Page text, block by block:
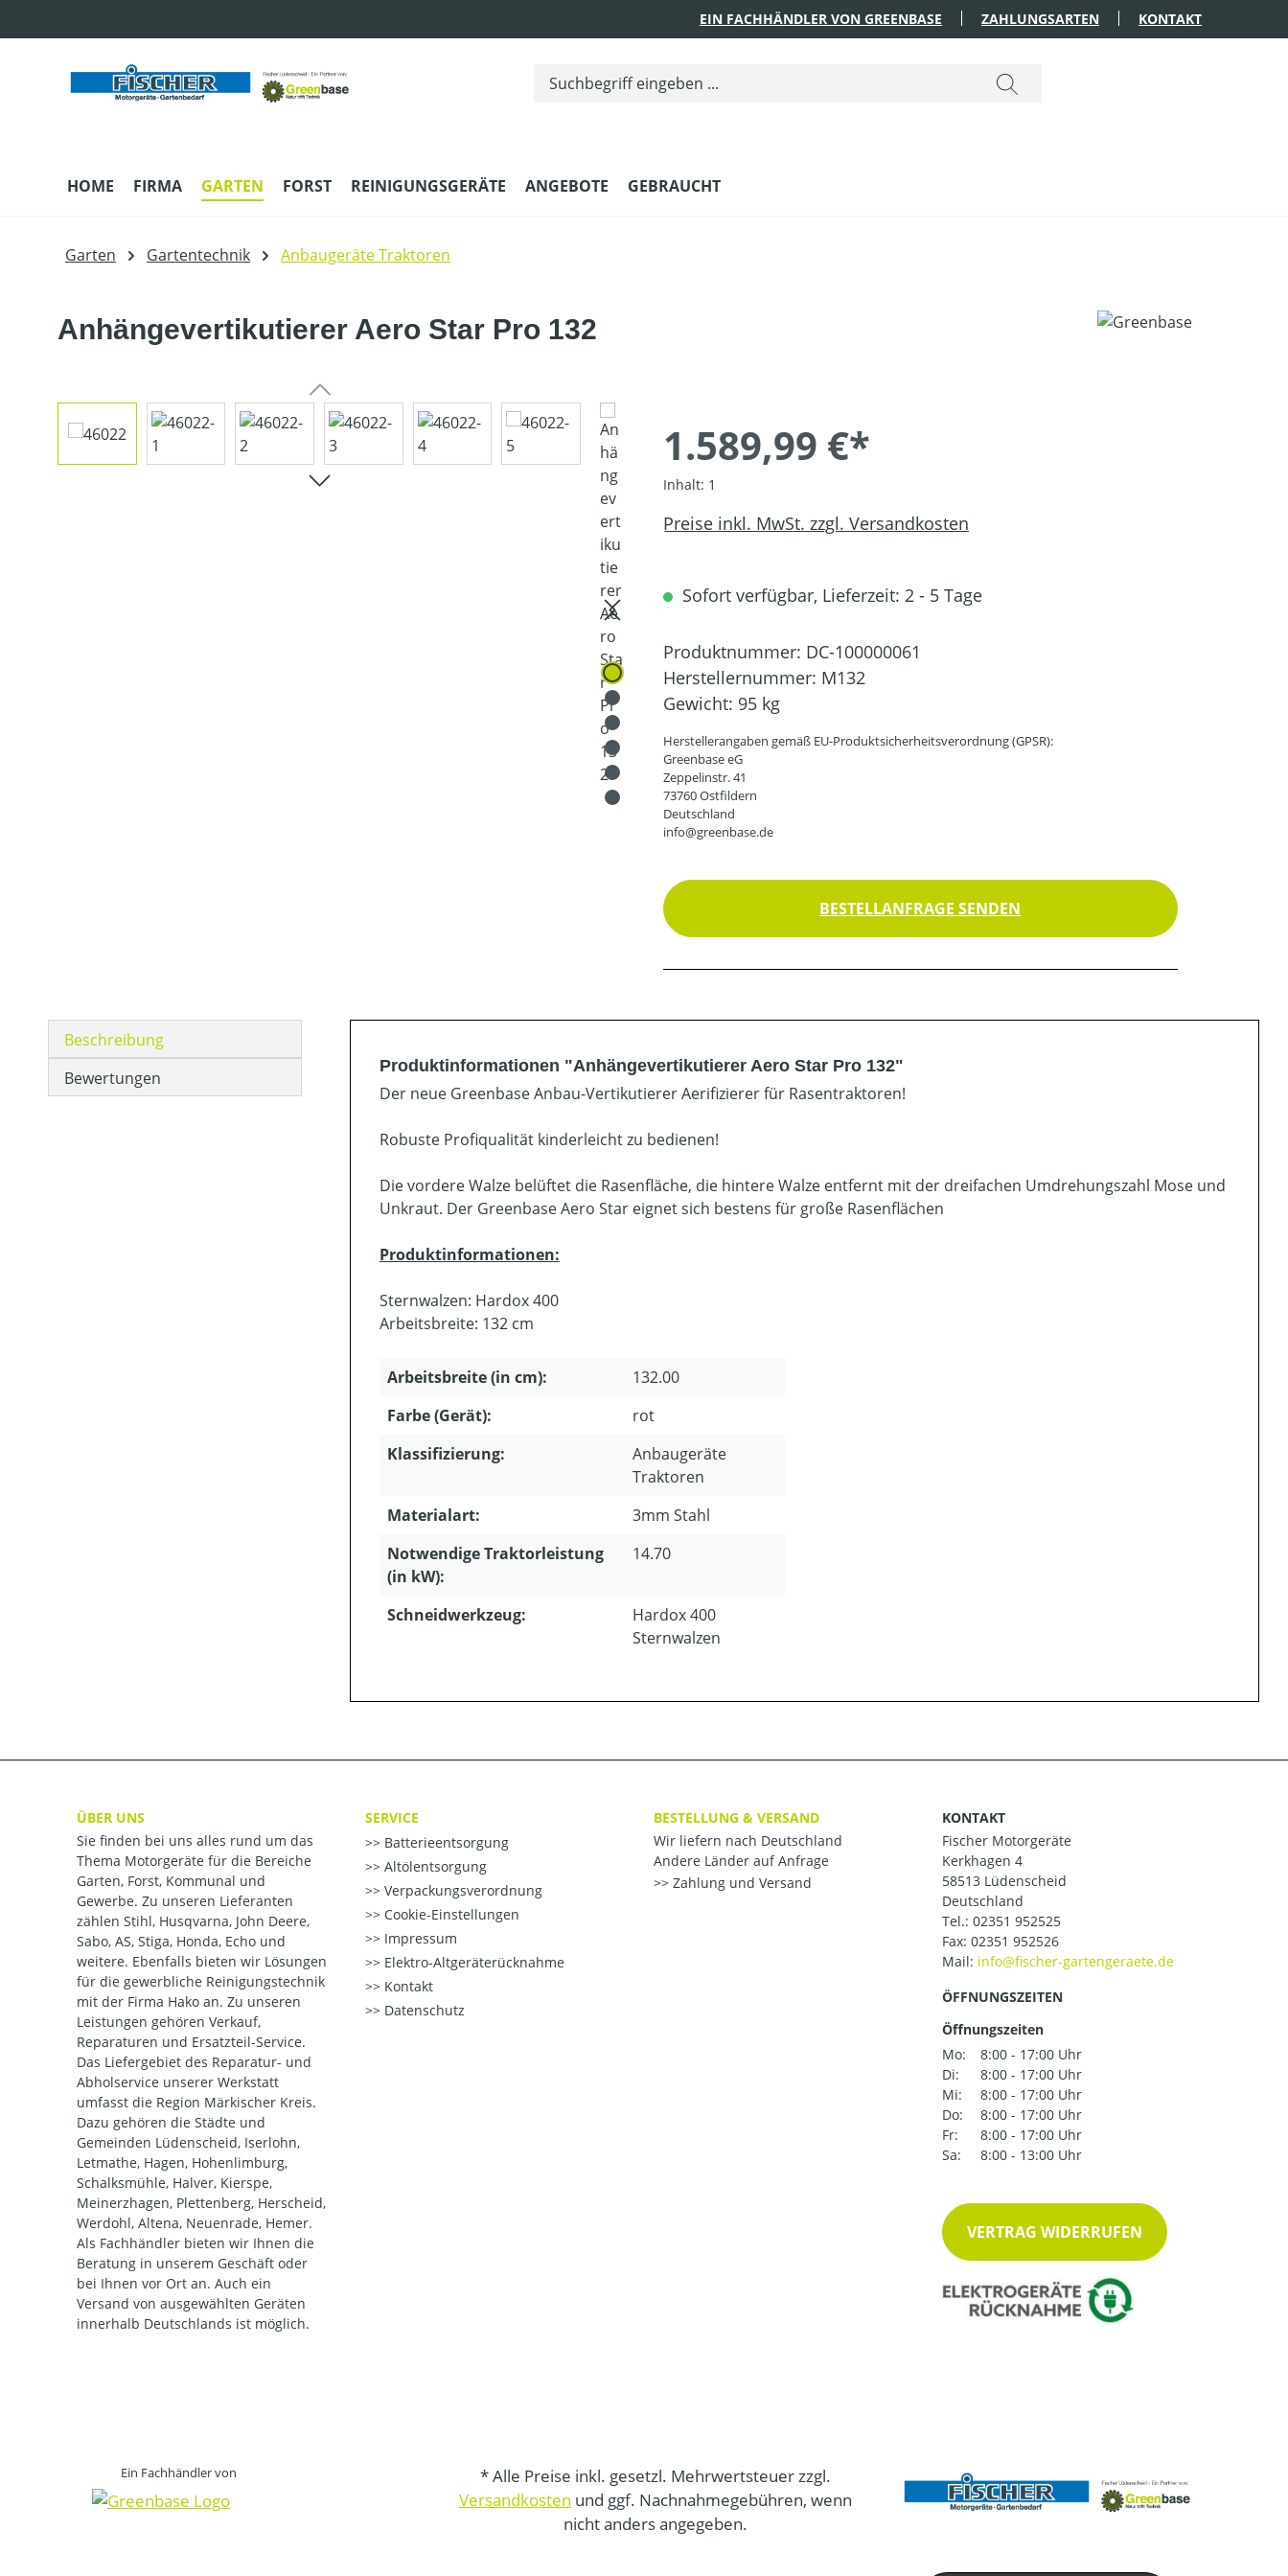
EIN FACHHÄNDLER VON GREENBASE ZAHLUNGSARTEN KONTAKT
HOME FIRMA GARTEN FORST REINIGUNGSGERÄTE ANGEBOTE GEBRAUCHT
Garten Gartentechnik Anbaugeräte Traktoren
Anhängevertikutierer Aero Star Pro 132
Bildergalerie überspringen
1.589,99 €*
Inhalt: 1
Preise inkl. MwSt. zzgl. Versandkosten
Sofort verfügbar, Lieferzeit: 2 - 5 Tage
Produktnummer: DC-100000061
Herstellernummer: M132
Gewicht: 95 kg
Herstellerangaben gemäß EU-Produktsicherheitsverordnung (GPSR):
Greenbase eG
Zeppelinstr. 41
73760 Ostfildern
Deutschland
info@greenbase.de
BESTELLANFRAGE SENDEN
Beschreibung
Bewertungen
Produktinformationen "Anhängevertikutierer Aero Star Pro 132"
Der neue Greenbase Anbau-Vertikutierer Aerifizierer für Rasentraktoren!
Robuste Profiqualität kinderleicht zu bedienen!
Die vordere Walze belüftet die Rasenfläche, die hintere Walze entfernt mit der dreifachen Umdrehungszahl Mose und
Unkraut. Der Greenbase Aero Star eignet sich bestens für große Rasenflächen
Produktinformationen:
Sternwalzen: Hardox 400
Arbeitsbreite: 132 cm
Arbeitsbreite (in cm):
132.00
Farbe (Gerät):
rot
Klassifizierung:
Anbaugeräte
Traktoren
Materialart:
3mm Stahl
Notwendige Traktorleistung
(in kW):
14.70
Schneidwerkzeug:
Hardox 400
Sternwalzen
ÜBER UNS
Sie finden bei uns alles rund um das
Thema Motorgeräte für die Bereiche
Garten, Forst, Kommunal und
Gewerbe. Zu unseren Lieferanten
zählen Stihl, Husqvarna, John Deere,
Sabo, AS, Stiga, Honda, Echo und
weitere. Ebenfalls bieten wir Lösungen
für die gewerbliche Reinigungstechnik
mit der Firma Hako an. Zu unseren
Leistungen gehören Verkauf,
Reparaturen und Ersatzteil-Service.
Das Liefergebiet des Reparatur- und
Abholservice unserer Werkstatt
umfasst die Region Märkischer Kreis.
Dazu gehören die Städte und
Gemeinden Lüdenscheid, Iserlohn,
Letmathe, Hagen, Hohenlimburg,
Schalksmühle, Halver, Kierspe,
Meinerzhagen, Plettenberg, Herscheid,
Werdohl, Altena, Neuenrade, Hemer.
Als Fachhändler bieten wir Ihnen die
Beratung in unserem Geschäft oder
bei Ihnen vor Ort an. Auch ein
Versand von ausgewählten Geräten
innerhalb Deutschlands ist möglich.
SERVICE
Batterieentsorgung
Altölentsorgung
Verpackungsverordnung
Cookie-Einstellungen
Impressum
Elektro-Altgeräterücknahme
Kontakt
Datenschutz
BESTELLUNG & VERSAND
Wir liefern nach Deutschland
Andere Länder auf Anfrage
Zahlung und Versand
KONTAKT
Fischer Motorgeräte
Kerkhagen 4
58513 Lüdenscheid
Deutschland
Tel.: 02351 952525
Fax: 02351 952526
Mail:
ÖFFNUNGSZEITEN
Öffnungszeiten
Mo:
8:00 - 17:00 Uhr
Di:
8:00 - 17:00 Uhr
Mi:
8:00 - 17:00 Uhr
Do:
8:00 - 17:00 Uhr
Fr:
8:00 - 17:00 Uhr
Sa:
8:00 - 13:00 Uhr
VERTRAG WIDERRUFEN
Ein Fachhändler von
* Alle Preise inkl. gesetzl. Mehrwertsteuer zzgl.
Versandkosten und ggf. Nachnahmegebühren, wenn
nicht anders angegeben.